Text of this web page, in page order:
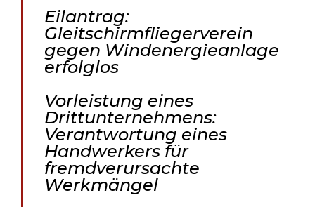
Eilantrag:
Gleitschirmfliegerverein
gegen Windenergieanlage
erfolglos
Vorleistung eines
Drittunternehmens:
Verantwortung eines
Handwerkers für
fremdverursachte
Werkmängel